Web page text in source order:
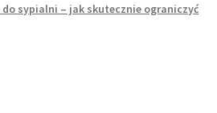
sypialni – jak skutecznie ograniczyć